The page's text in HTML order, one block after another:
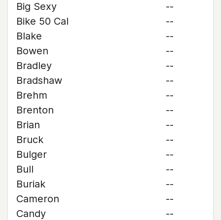
Big Sexy
--
Bike 50 Cal
--
Blake
--
Bowen
--
Bradley
--
Bradshaw
--
Brehm
--
Brenton
--
Brian
--
Bruck
--
Bulger
--
Bull
--
Buriak
--
Cameron
--
Candy
--